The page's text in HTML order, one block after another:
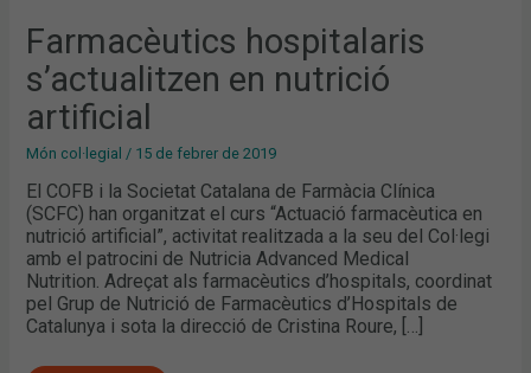
Farmacèutics hospitalaris
s’actualitzen en nutrició
artificial
Món col·legial / 15 de febrer de 2019
El COFB i la Societat Catalana de Farmàcia Clínica
(SCFC) han organitzat el curs “Actuació farmacèutica en
nutrició artificial”, activitat realitzada a la seu del Col·legi
amb el patrocini de Nutricia Advanced Medical
Nutrition. Adreçat als farmacèutics d’hospitals, coordinat
pel Grup de Nutrició de Farmacèutics d’Hospitals de
Catalunya i sota la direcció de Cristina Roure, […]